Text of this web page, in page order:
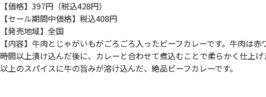
【価格】397円（税込428円）
【セール期間中価格】税込408円
【発売地域】全国
【内容】牛肉とじゃがいもがごろごろ入ったビーフカレーです。牛肉は赤
時間以上漬け込んだ後に、カレーと合わせて煮込むことで柔らかく仕上
以上のスパイスに牛の旨みが溶け込んだ、絶品ビーフカレーです。